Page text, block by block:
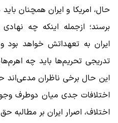
حال، امریکا و ایران همچنان
برسند؛ ازجمله اینکه چه
ایران به تعهداتش خواهد بود و
تدریجی تحریم‌ها باید چه
این حال برخی ناظران
اختلافات جدی میان دوطرف
اختلاف، اصرار ایران بر مطالبه